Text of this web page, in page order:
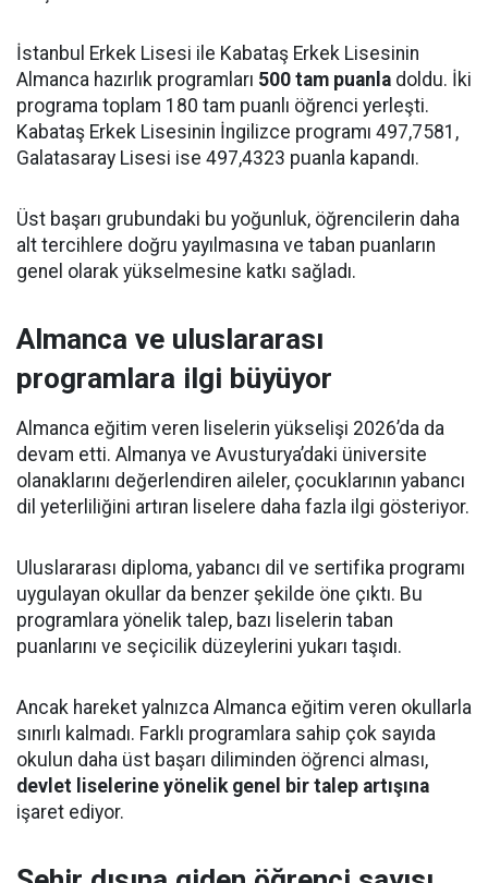
İstanbul Erkek Lisesi ile Kabataş Erkek Lisesinin
Almanca hazırlık programları 500 tam puanla doldu. İki
programa toplam 180 tam puanlı öğrenci yerleşti.
Kabataş Erkek Lisesinin İngilizce programı 497,7581,
Galatasaray Lisesi ise 497,4323 puanla kapandı.
Üst başarı grubundaki bu yoğunluk, öğrencilerin daha
alt tercihlere doğru yayılmasına ve taban puanların
genel olarak yükselmesine katkı sağladı.
Almanca ve uluslararası
programlara ilgi büyüyor
Almanca eğitim veren liselerin yükselişi 2026’da da
devam etti. Almanya ve Avusturya’daki üniversite
olanaklarını değerlendiren aileler, çocuklarının yabancı
dil yeterliliğini artıran liselere daha fazla ilgi gösteriyor.
Uluslararası diploma, yabancı dil ve sertifika programı
uygulayan okullar da benzer şekilde öne çıktı. Bu
programlara yönelik talep, bazı liselerin taban
puanlarını ve seçicilik düzeylerini yukarı taşıdı.
Ancak hareket yalnızca Almanca eğitim veren okullarla
sınırlı kalmadı. Farklı programlara sahip çok sayıda
okulun daha üst başarı diliminden öğrenci alması,
devlet liselerine yönelik genel bir talep artışına
işaret ediyor.